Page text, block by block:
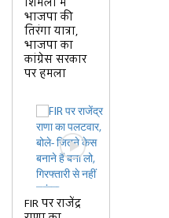
शिमला में
भाजपा की
तिरंगा यात्रा,
भाजपा का
कांग्रेस सरकार
पर हमला
FIR पर राजेंद्र